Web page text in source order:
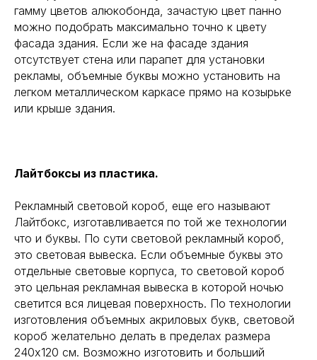
гамму цветов алюкобонда, зачастую цвет панно
можно подобрать максимально точно к цвету
фасада здания. Если же на фасаде здания
отсутствует стена или парапет для установки
рекламы, объемные буквы можно установить на
легком металлическом каркасе прямо на козырьке
или крыше здания.
Лайтбоксы из пластика.
Рекламный световой короб, еще его называют
Лайтбокс, изготавливается по той же технологии
что и буквы. По сути световой рекламный короб,
это световая вывеска. Если объемные буквы это
отдельные световые корпуса, то световой короб
это цельная рекламная вывеска в которой ночью
светится вся лицевая поверхность. По технологии
изготовления объемных акриловых букв, световой
короб желательно делать в пределах размера
240х120 см. Возможно изготовить и больший